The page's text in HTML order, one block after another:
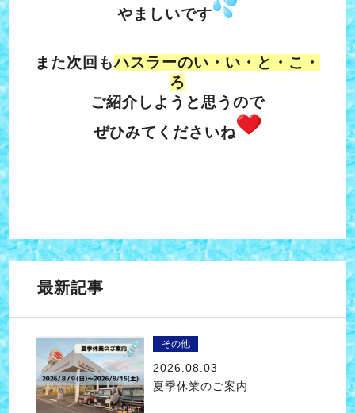
やましいです
また次回もハスラーのい・い・と・こ・
ろ
ご紹介しようと思うので
ぜひみてくださいね
最新記事
その他
2026.08.03
夏季休業のご案内